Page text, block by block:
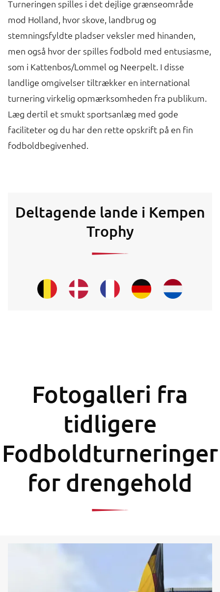
Turneringen spilles i det dejlige grænseområde
mod Holland, hvor skove, landbrug og
stemningsfyldte pladser veksler med hinanden,
men også hvor der spilles fodbold med entusiasme,
som i Kattenbos/Lommel og Neerpelt. I disse
landlige omgivelser tiltrækker en international
turnering virkelig opmærksomheden fra publikum.
Læg dertil et smukt sportsanlæg med gode
faciliteter og du har den rette opskrift på en fin
fodboldbegivenhed.
Deltagende lande i Kempen
Trophy
Fotogalleri fra
tidligere
Fodboldturneringer
for drengehold